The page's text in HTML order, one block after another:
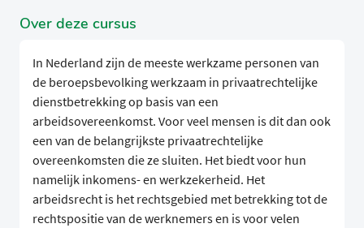
Over deze cursus
In Nederland zijn de meeste werkzame personen van
de beroepsbevolking werkzaam in privaatrechtelijke
dienstbetrekking op basis van een
arbeidsovereenkomst. Voor veel mensen is dit dan ook
een van de belangrijkste privaatrechtelijke
overeenkomsten die ze sluiten. Het biedt voor hun
namelijk inkomens- en werkzekerheid. Het
arbeidsrecht is het rechtsgebied met betrekking tot de
rechtspositie van de werknemers en is voor velen